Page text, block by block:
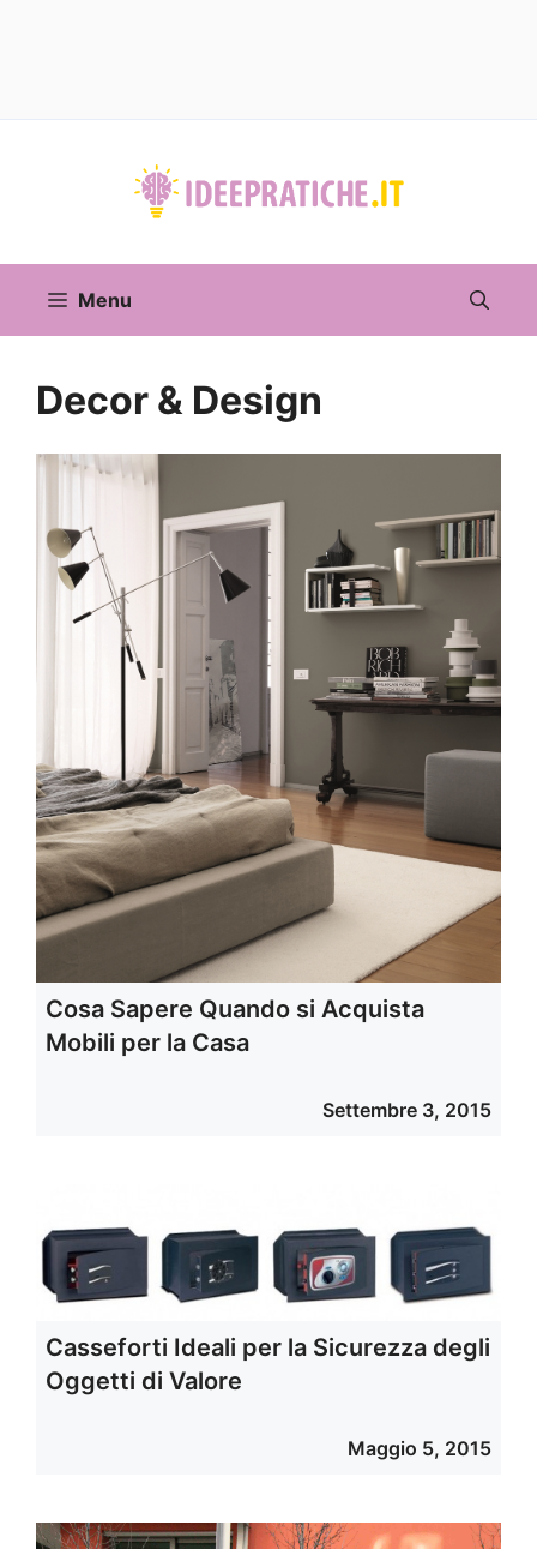
Menu
Decor & Design
Cosa Sapere Quando si Acquista
Mobili per la Casa
Settembre 3, 2015
Casseforti Ideali per la Sicurezza degli
Oggetti di Valore
Maggio 5, 2015